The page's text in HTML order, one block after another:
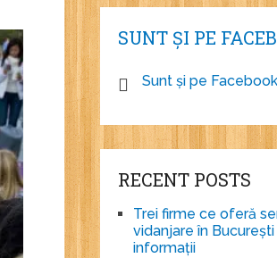
SUNT ȘI PE
Sunt și pe
RECENT POSTS
Trei firme ce oferă
vidanjare în
informații